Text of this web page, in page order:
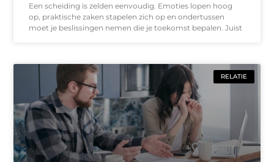
Een scheiding is zelden eenvoudig. Emoties lopen hoog
op, praktische zaken stapelen zich op en ondertussen
moet je beslissingen nemen die je toekomst bepalen. Juist
RELATIE